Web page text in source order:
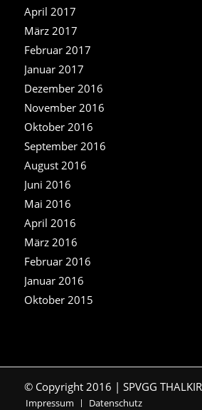
April 2017
März 2017
Februar 2017
Januar 2017
Dezember 2016
November 2016
Oktober 2016
September 2016
August 2016
Juni 2016
Mai 2016
April 2016
März 2016
Februar 2016
Januar 2016
Oktober 2015
© Copyright 2016 | SPVGG
Impressum Datenschutz